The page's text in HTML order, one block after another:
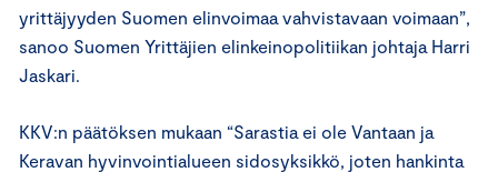
yrittäjyyden Suomen elinvoimaa vahvistavaan voimaan”,
sanoo Suomen Yrittäjien elinkeinopolitiikan johtaja Harri
Jaskari.
KKV:n päätöksen mukaan “Sarastia ei ole Vantaan ja
Keravan hyvinvointialueen sidosyksikkö, joten hankinta